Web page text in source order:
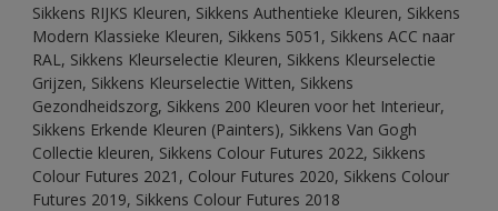
Sikkens RIJKS Kleuren, Sikkens Authentieke Kleuren, Sikkens
Modern Klassieke Kleuren, Sikkens 5051, Sikkens ACC naar
RAL, Sikkens Kleurselectie Kleuren, Sikkens Kleurselectie
Grijzen, Sikkens Kleurselectie Witten, Sikkens
Gezondheidszorg, Sikkens 200 Kleuren voor het Interieur,
Sikkens Erkende Kleuren (Painters), Sikkens Van Gogh
Collectie kleuren, Sikkens Colour Futures 2022, Sikkens
Colour Futures 2021, Colour Futures 2020, Sikkens Colour
Futures 2019, Sikkens Colour Futures 2018